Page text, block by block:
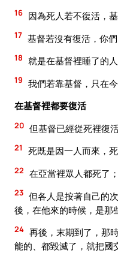
16 因為死人若不復活，
17 基督若沒有復活，你
18 就是在基督裡睡了的人
19 我們若靠基督，只在
在基督裡都要復活
20 但基督已經從死裡復
21 死既是因一人而來，
22 在亞當裡眾人都死了
23 但各人是按著自己的
後，在他來的時候，是那
24 再後，末期到了，那
能的、都毀滅了，就把國